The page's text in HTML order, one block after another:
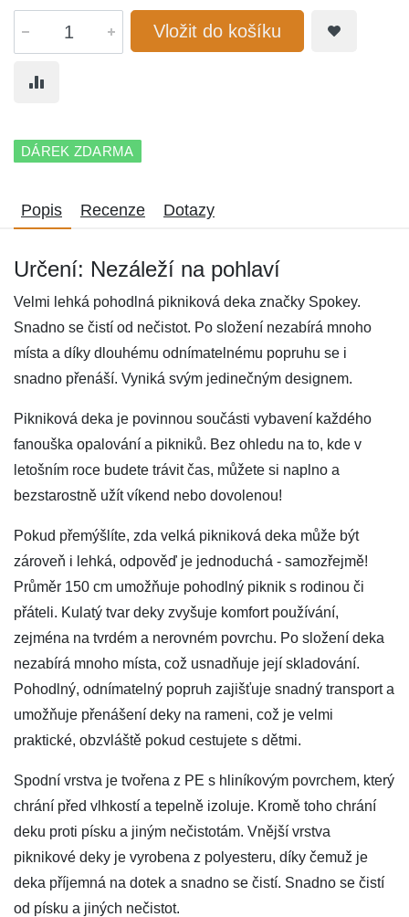
Vložit do košíku
DÁREK ZDARMA
Popis Recenze Dotazy
Určení: Nezáleží na pohlaví
Velmi lehká pohodlná pikniková deka značky Spokey.
Snadno se čistí od nečistot. Po složení nezabírá mnoho
místa a díky dlouhému odnímatelnému popruhu se i
snadno přenáší. Vyniká svým jedinečným designem.
Pikniková deka je povinnou součásti vybavení každého
fanouška opalování a pikniků. Bez ohledu na to, kde v
letošním roce budete trávit čas, můžete si naplno a
bezstarostně užít víkend nebo dovolenou!
Pokud přemýšlíte, zda velká pikniková deka může být
zároveň i lehká, odpověď je jednoduchá - samozřejmě!
Průměr 150 cm umožňuje pohodlný piknik s rodinou či
přáteli. Kulatý tvar deky zvyšuje komfort používání,
zejména na tvrdém a nerovném povrchu. Po složení deka
nezabírá mnoho místa, což usnadňuje její skladování.
Pohodlný, odnímatelný popruh zajišťuje snadný transport a
umožňuje přenášení deky na rameni, což je velmi
praktické, obzvláště pokud cestujete s dětmi.
Spodní vrstva je tvořena z PE s hliníkovým povrchem, který
chrání před vlhkostí a tepelně izoluje. Kromě toho chrání
deku proti písku a jiným nečistotám. Vnější vrstva
piknikové deky je vyrobena z polyesteru, díky čemuž je
deka příjemná na dotek a snadno se čistí. Snadno se čistí
od písku a jiných nečistot.